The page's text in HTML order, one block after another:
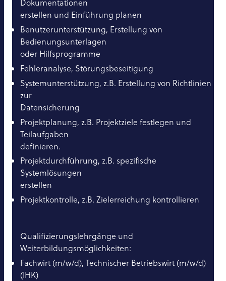
Dokumentationen
erstellen und Einführung planen
Benutzerunterstützung, Erstellung von
Bedienungsunterlagen
oder Hilfsprogramme
Fehleranalyse, Störungsbeseitigung
Systemunterstützung, z.B. Erstellung von Richtlinien
zur
Datensicherung
Projektplanung, z.B. Projektziele festlegen und
Teilaufgaben
definieren.
Projektdurchführung, z.B. spezifische
Systemlösungen
erstellen
Projektkontrolle, z.B. Zielerreichung kontrollieren
Qualifizierungslehrgänge und
Weiterbildungsmöglichkeiten:
Fachwirt (m/w/d), Technischer Betriebswirt (m/w/d)
(IHK)